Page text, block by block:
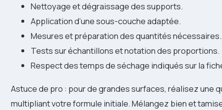
Nettoyage et dégraissage des supports.
Application d’une sous-couche adaptée.
Mesures et préparation des quantités nécessaires.
Tests sur échantillons et notation des proportions.
Respect des temps de séchage indiqués sur la
Astuce de pro : pour de grandes surfaces, réalisez une
multipliant votre formule initiale. Mélangez bien et